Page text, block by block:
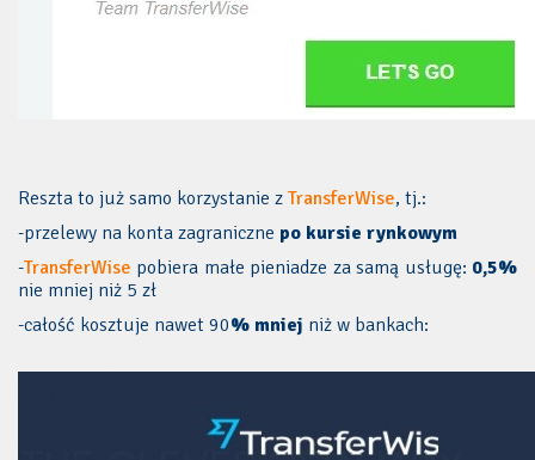
Reszta to już samo korzystanie z TransferWise, tj.:
-przelewy na konta zagraniczne po kursie rynkowym
-TransferWise pobiera małe pieniadze za samą usługę: 0,5%
nie mniej niż 5 zł
-całość kosztuje nawet 90% mniej niż w bankach: